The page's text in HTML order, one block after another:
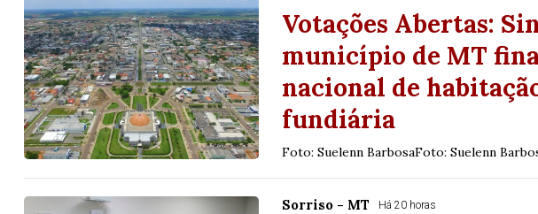
Votações Abertas:
município de MT
nacional de
fundiária
Foto: Suelenn BarbosaFoto: Suelenn
Sorriso - MT Há 20 horas